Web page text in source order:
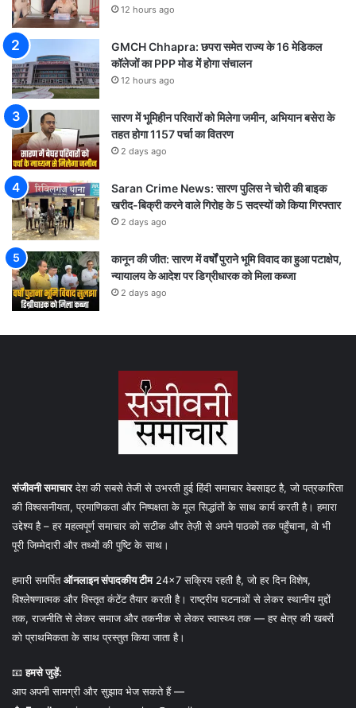
12 hours ago
GMCH Chhapra: छपरा समेत राज्य के 16 मेडिकल
कॉलेजों का PPP मोड में होगा संचालन
12 hours ago
सारण में भूमिहीन परिवारों को मिलेगा जमीन, अभियान बसेरा के
तहत होगा 1157 पर्चा का वितरण
2 days ago
Saran Crime News: सारण पुलिस ने चोरी की बाइक
खरीद-बिक्री करने वाले गिरोह के 5 सदस्यों को किया गिरफ्तार
2 days ago
कानून की जीत: सारण में वर्षों पुराने भूमि विवाद का हुआ पटाक्षेप,
न्यायालय के आदेश पर डिग्रीधारक को मिला कब्जा
2 days ago
संजीवनी समाचारदेश की सबसे तेजी से उभरती हुई हिंदी समाचार वेबसाइट है, जो पत्रकारिता
की विश्वसनीयता, प्रमाणिकता और निष्पक्षता के मूल सिद्धांतों के साथ कार्य करती है। हमारा
उद्देश्य है – हर महत्वपूर्ण समाचार को सटीक और तेज़ी से अपने पाठकों तक पहुँचाना, वो भी
पूरी जिम्मेदारी और तथ्यों की पुष्टि के साथ।
हमारी समर्पितऑनलाइन संपादकीय टीम24×7 सक्रिय रहती है, जो हर दिन विशेष,
विश्लेषणात्मक और विस्तृत कंटेंट तैयार करती है। राष्ट्रीय घटनाओं से लेकर स्थानीय मुद्दों
तक, राजनीति से लेकर समाज और तकनीक से लेकर स्वास्थ्य तक — हर क्षेत्र की खबरों
को प्राथमिकता के साथ प्रस्तुत किया जाता है।
📧हमसे जुड़ें:
आप अपनी सामग्री और सुझाव भेज सकते हैं —